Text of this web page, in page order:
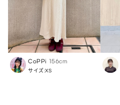
CoPPi 156cm
サイズ:XS